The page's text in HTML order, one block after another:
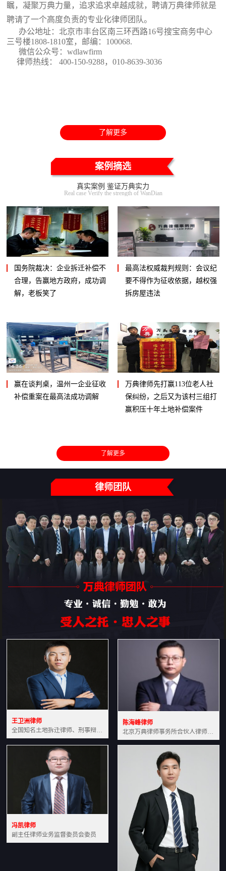
瞩，凝聚万典力量，追求追求卓越成就，聘请万典律师就是
聘请了一个高度负责的专业化律师团队。
办公地址：北京市丰台区南三环西路16号搜宝商务中心
三号楼1808-1810室 ，邮编：100068.
微信公众号：wdlawfirm
律师热线： 400-150-9288，010-8639-3036
了解更多
案例摘选
真实案例 鉴证万典实力
Real case Verify the strength of WanDian
国务院裁决：企业拆迁补偿不
合理，告赢地方政府，成功调
解，老板笑了
最高法权威裁判规则：会议纪
要不得作为征收依据，越权强
拆房屋违法
赢在谈判桌，温州一企业征收
补偿重案在最高法成功调解
万典律师先打赢113位老人社
保纠纷，之后又为该村三组打
赢积压十年土地补偿案件
了解更多
律师团队
王卫洲律师
全国知名土地拆迁律师、刑事辩护律师北京万典律师事务所主任中国法学会会员北京市行政法研究会理事
陈海峰律师
北京万典律师事务所合伙人律师土地房产专业资深律师
冯凯律师
副主任律师业务监督委员会委员